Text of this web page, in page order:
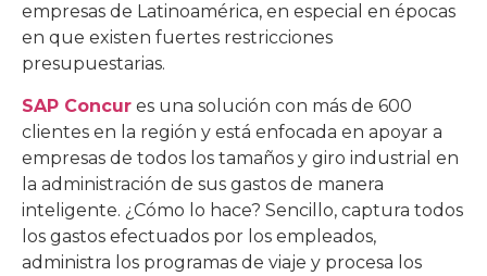
empresas de Latinoamérica, en especial en épocas
en que existen fuertes restricciones
presupuestarias.
SAP Concur es una solución con más de 600
clientes en la región y está enfocada en apoyar a
empresas de todos los tamaños y giro industrial en
la administración de sus gastos de manera
inteligente. ¿Cómo lo hace? Sencillo, captura todos
los gastos efectuados por los empleados,
administra los programas de viaje y procesa los